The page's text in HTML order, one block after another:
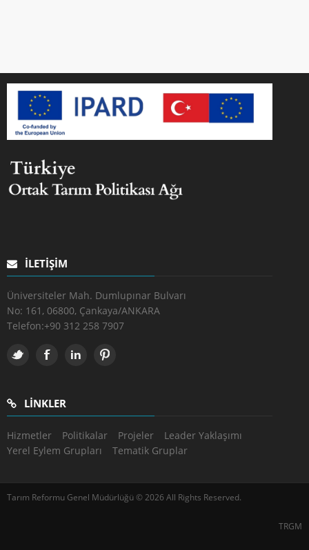
İLETIŞIM
Üniversiteler Mah. Dumlupınar Bulvarı
No: 161, 06800, Çankaya/ANKARA
Telefon:+90 312 258 7907
LINKLER
Hizmetler Politikalar Projeler
Leader Yaklaşımı
Yerel Eylem Grupları
Tematik Gruplar
Tarım Reformu Genel Müdürlüğü © 2026 All Rights Reserved.
TRGM